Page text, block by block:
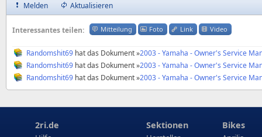
Melden
Aktualisieren
Interessantes teilen: Mitteilung Foto Link Video
Randomshit69 hat das Dokument »2003 - Yamaha - Owner's Service
Randomshit69 hat das Dokument »2003 - Yamaha - Owner's Service
Randomshit69 hat das Dokument »2003 - Yamaha - Owner's Service
2ri.de Sektionen Bikes